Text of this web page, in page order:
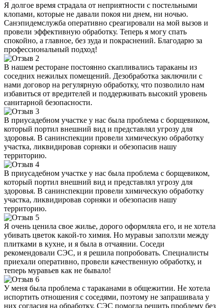
Я долгое время страдала от неприятности с постельными
клопами, которые не давали покоя ни днем, ни ночью.
Санэпидемслужба оперативно среагировали на мой вызов и
провели эффективную обработку. Теперь я могу спать
спокойно, а главное, без зуда и покраснений. Благодарю за
профессиональный подход!
В нашем ресторане постоянно скапливались тараканы из
соседних нежилых помещений. Дезобработка заключили с
нами договор на регулярную обработку, что позволило нам
избавиться от вредителей и поддерживать высокий уровень
санитарной безопасности.
В приусадебном участке у нас была проблема с борщевиком,
который портил внешний вид и представлял угрозу для
здоровья. В санинспекции провели химическую обработку
участка, ликвидировав сорняки и обезопасив нашу
территорию.
В приусадебном участке у нас была проблема с борщевиком,
который портил внешний вид и представлял угрозу для
здоровья. В санинспекции провели химическую обработку
участка, ликвидировав сорняки и обезопасив нашу
территорию.
Я очень ценила свое жилье, дорого оформляла его, и не хотела
убивать цветок какой-то химия. Но муравьи заползли между
плитками в кухне, и я была в отчаянии. Соседи
рекомендовали СЭС, и я решила попробовать. Специалисты
приехали оперативно, провели качественную обработку, и
теперь муравьев как не бывало!
У меня была проблема с тараканами в общежитии. Не хотела
испортить отношения с соседями, поэтому не запрашивала у
них согласия на обработку. СЭС помогла решить проблему без